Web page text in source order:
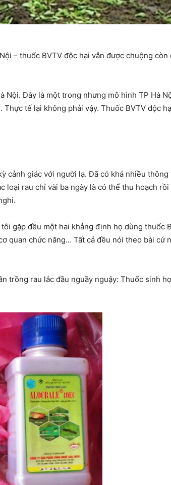
– thuốc BVTV độc hại vẫn được chuộng
Đây là một trong nhưng mô hình TP Hà
tế lại không phải vậy. Thuốc BVTV độc
cảnh giác với người lạ. Đã có khá nhiều
rau chỉ vài ba ngày là có thể thu hoạch rồi
gặp đều một hai khẳng định họ dùng thuốc
quan chức năng… Tất cả đều nói theo bài cứ
trồng rau lắc đầu nguầy nguậy: Thuốc sinh